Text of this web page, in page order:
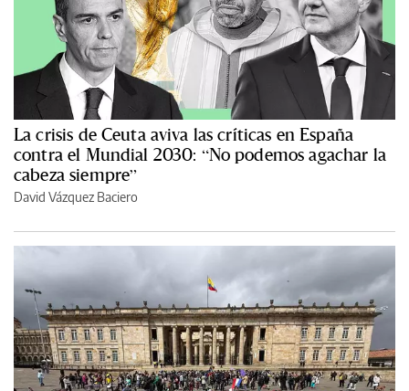
La crisis de Ceuta aviva las críticas en España
contra el Mundial 2030: “No podemos agachar la
cabeza siempre”
David Vázquez Baciero